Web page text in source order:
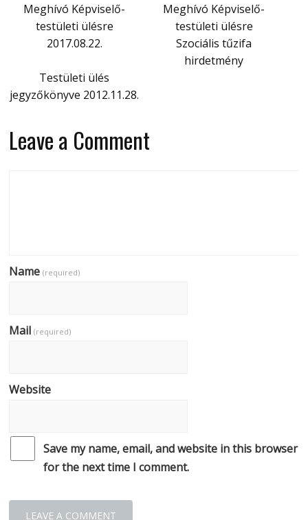
Meghívó Képviselő-
testületi ülésre
2017.08.22.
Meghívó Képviselő-
testületi ülésre
Szociális tűzifa
hirdetmény
Testületi ülés
jegyzőkönyve 2012.11.28.
Leave a Comment
Name(required)
Mail(required)
Website
Save my name, email, and website in this browser
for the next time I comment.